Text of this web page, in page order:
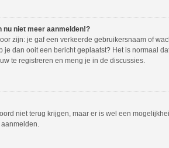
nu niet meer aanmelden!?
zijn: je gaf een verkeerde gebruikersnaam of
je dan ooit een bericht geplaatst? Het is normaal
te registreren en meng je in de discussies.
niet terug krijgen, maar er is wel een